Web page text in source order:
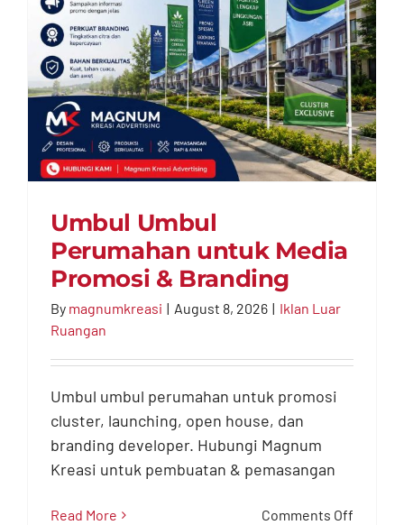
Umbul Umbul
Branding
Iklan Luar Ruangan
Umbul Umbul
Perumahan untuk Media
Promosi & Branding
By magnumkreasi | August 8, 2026 | Iklan Luar
Ruangan
Umbul umbul perumahan untuk promosi
cluster, launching, open house, dan
branding developer. Hubungi Magnum
Kreasi untuk pembuatan & pemasangan
Read More Comments Off